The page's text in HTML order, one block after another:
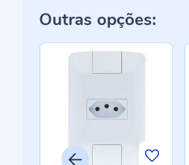
Outras opções: